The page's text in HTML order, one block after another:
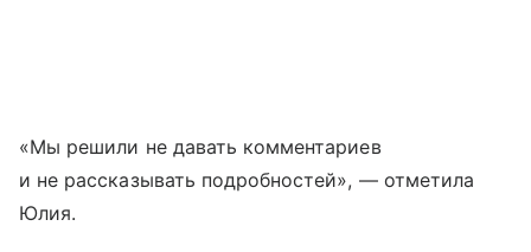
«Мы решили не давать комментариев
и не рассказывать подробностей», — отметила
Юлия.